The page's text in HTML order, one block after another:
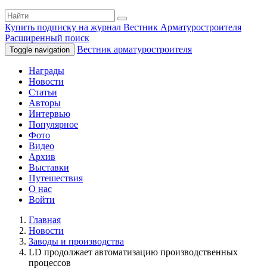
Купить подписку на журнал Вестник Арматуростроителя
Расширенный поиск
Toggle navigation Вестник арматуростроителя
Награды
Новости
Статьи
Авторы
Интервью
Популярное
Фото
Видео
Архив
Выставки
Путешествия
О нас
Войти
Главная
Новости
Заводы и производства
LD продолжает автоматизацию производственных
процессов